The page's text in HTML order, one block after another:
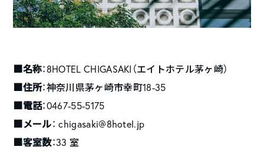
■名称：8HOTEL CHIGASAKI（エイトホテル茅ヶ崎）
■住所：神奈川県茅ヶ崎市幸町18-35
■電話：0467-55-5175
■メール： chigasaki@8hotel.jp
■客室数：33 室